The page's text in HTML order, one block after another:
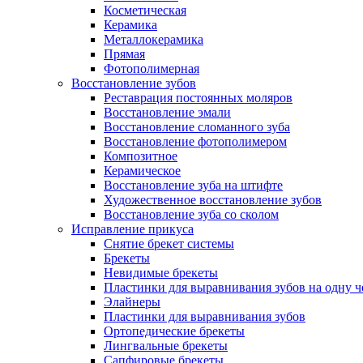
Косметическая
Керамика
Металлокерамика
Прямая
Фотополимерная
Восстановление зубов
Реставрация постоянных моляров
Восстановление эмали
Восстановление сломанного зуба
Восстановление фотополимером
Композитное
Керамическое
Восстановление зуба на штифте
Художественное восстановление зубов
Восстановление зуба со сколом
Исправление прикуса
Снятие брекет системы
Брекеты
Невидимые брекеты
Пластинки для выравнивания зубов на одну
Элайнеры
Пластинки для выравнивания зубов
Ортопедические брекеты
Лингвальные брекеты
Сапфировые брекеты